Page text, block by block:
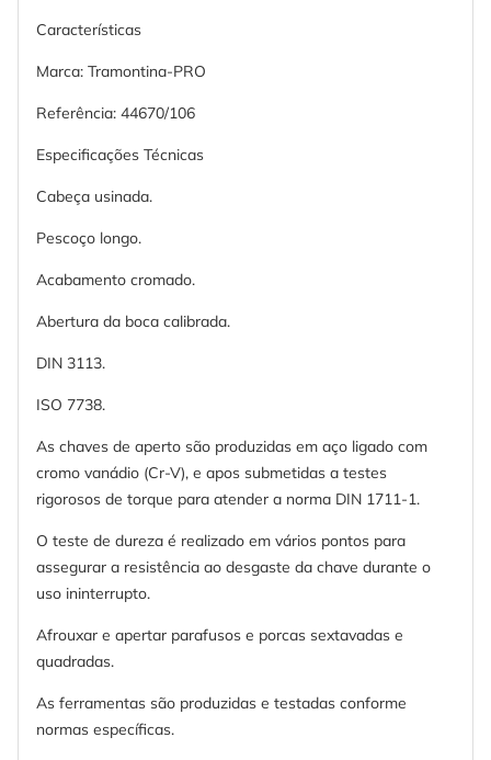
Características
Marca: Tramontina-PRO
Referência: 44670/106
Especificações Técnicas
Cabeça usinada.
Pescoço longo.
Acabamento cromado.
Abertura da boca calibrada.
DIN 3113.
ISO 7738.
As chaves de aperto são produzidas em aço ligado com
cromo vanádio (Cr-V), e apos submetidas a testes
rigorosos de torque para atender a norma DIN 1711-1.
O teste de dureza é realizado em vários pontos para
assegurar a resistência ao desgaste da chave durante o
uso ininterrupto.
Afrouxar e apertar parafusos e porcas sextavadas e
quadradas.
As ferramentas são produzidas e testadas conforme
normas específicas.